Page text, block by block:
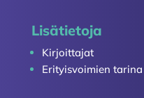
Lisätietoja
Kirjoittajat
Erityisvoimien tarina